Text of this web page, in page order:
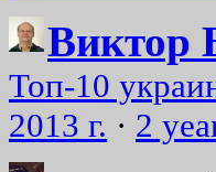
Виктор
Топ-10
2013 г. · 2